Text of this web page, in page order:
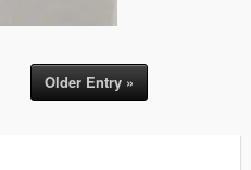
Older Entry »